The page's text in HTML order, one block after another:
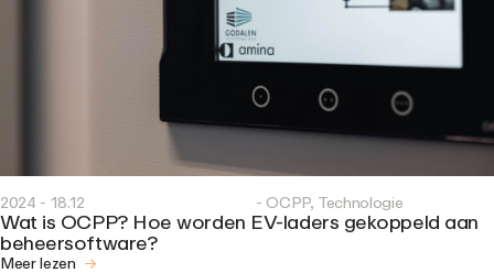
2024 - 18.12 - OCPP, Technologie
Wat is OCPP? Hoe worden EV-laders gekoppeld aan
beheersoftware?
Meer lezen